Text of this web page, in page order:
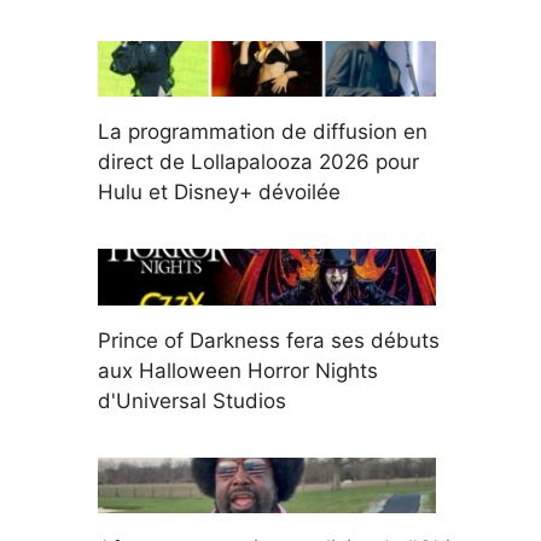
La programmation de diffusion en
direct de Lollapalooza 2026 pour
Hulu et Disney+ dévoilée
Prince of Darkness fera ses débuts
aux Halloween Horror Nights
d'Universal Studios